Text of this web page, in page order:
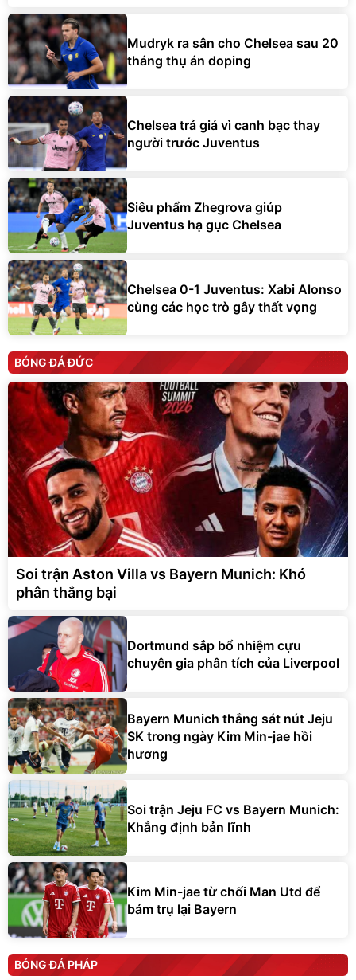
Mudryk ra sân cho Chelsea sau 20
tháng thụ án doping
Chelsea trả giá vì canh bạc thay
người trước Juventus
Siêu phẩm Zhegrova giúp
Juventus hạ gục Chelsea
Chelsea 0-1 Juventus: Xabi Alonso
cùng các học trò gây thất vọng
BÓNG ĐÁ ĐỨC
Soi trận Aston Villa vs Bayern Munich: Khó
phân thắng bại
Dortmund sắp bổ nhiệm cựu
chuyên gia phân tích của Liverpool
Bayern Munich thắng sát nút Jeju
SK trong ngày Kim Min-jae hồi
hương
Soi trận Jeju FC vs Bayern Munich:
Khẳng định bản lĩnh
Kim Min-jae từ chối Man Utd để
bám trụ lại Bayern
BÓNG ĐÁ PHÁP